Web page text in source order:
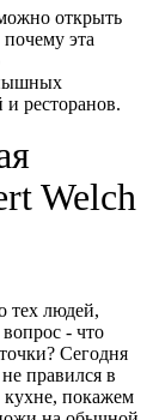
открыть
эта
ресторанов.
Welch
тех людей,
- что
Сегодня
правился в
кухне, покажем